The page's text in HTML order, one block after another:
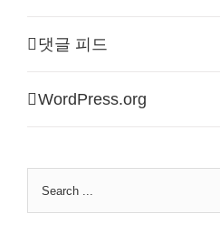
댓글 피드
WordPress.org
Search